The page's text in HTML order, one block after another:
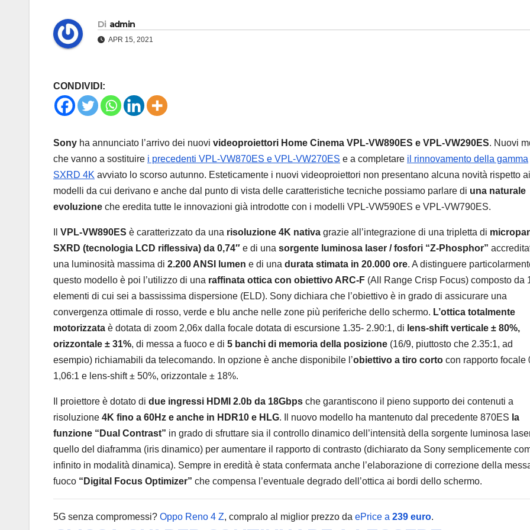
Di admin
APR 15, 2021
CONDIVIDI:
Sony ha annunciato l’arrivo dei nuovi videoproiettori Home Cinema VPL-VW890ES e VPL-VW290ES. Nuovi
che vanno a sostituire i precedenti VPL-VW870ES e VPL-VW270ES e a completare il rinnovamento della gamma
SXRD 4K avviato lo scorso autunno. Esteticamente i nuovi videoproiettori non presentano alcuna novità rispetto ai
modelli da cui derivano e anche dal punto di vista delle caratteristiche tecniche possiamo parlare di una naturale
evoluzione che eredita tutte le innovazioni già introdotte con i modelli VPL-VW590ES e VPL-VW790ES.
VPL-VW890ES è caratterizzato da una risoluzione 4K nativa grazie all’integrazione di una tripletta di
SXRD (tecnologia LCD riflessiva) da 0,74″ e di una sorgente luminosa laser / fosfori “Z-Phosphor”
una luminosità massima di 2.200 ANSI lumen e di una durata stimata in 20.000 ore. A distinguere
questo modello è poi l’utilizzo di una raffinata ottica con obiettivo ARC-F (All Range Crisp Focus) composto da
elementi di cui sei a bassissima dispersione (ELD). Sony dichiara che l’obiettivo è in grado di assicurare una
convergenza ottimale di rosso, verde e blu anche nelle zone più periferiche dello schermo. L’ottica totalmente
motorizzata è dotata di zoom 2,06x dalla focale dotata di escursione 1.35- 2.90:1, di lens-shift verticale ± 80%,
orizzontale ± 31%, di messa a fuoco e di 5 banchi di memoria della posizione (16/9, piuttosto che 2.35:1, ad
esempio) richiamabili da telecomando. In opzione è anche disponibile l’obiettivo a tiro corto con rapporto focale
1,06:1 e lens-shift ± 50%, orizzontale ± 18%.
Il proiettore è dotato di due ingressi HDMI 2.0b da 18Gbps che garantiscono il pieno supporto dei contenuti a
risoluzione 4K fino a 60Hz e anche in HDR10 e HLG. Il nuovo modello ha mantenuto dal precedente 870ES la
funzione “Dual Contrast” in grado di sfruttare sia il controllo dinamico dell’intensità della sorgente luminosa
quello del diaframma (iris dinamico) per aumentare il rapporto di contrasto (dichiarato da Sony semplicemente
infinito in modalità dinamica). Sempre in eredità è stata confermata anche l’elaborazione di correzione della
fuoco “Digital Focus Optimizer” che compensa l’eventuale degrado dell’ottica ai bordi dello schermo.
5G senza compromessi? Oppo Reno 4 Z, compralo al miglior prezzo da ePrice a 239 euro.
TikTok
lavoro
motivi
scelta
7 AGOSTO